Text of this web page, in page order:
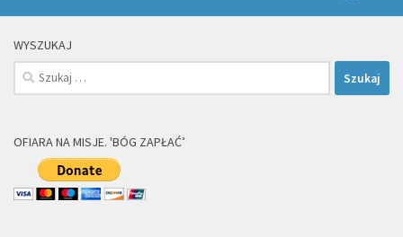
WYSZUKAJ
Szukaj:
OFIARA NA MISJE. 'BÓG ZAPŁAĆ’